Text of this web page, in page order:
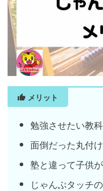
メリット
勉強させたい教
面倒だった丸付
塾と違って子供
じゃんぷタッチ